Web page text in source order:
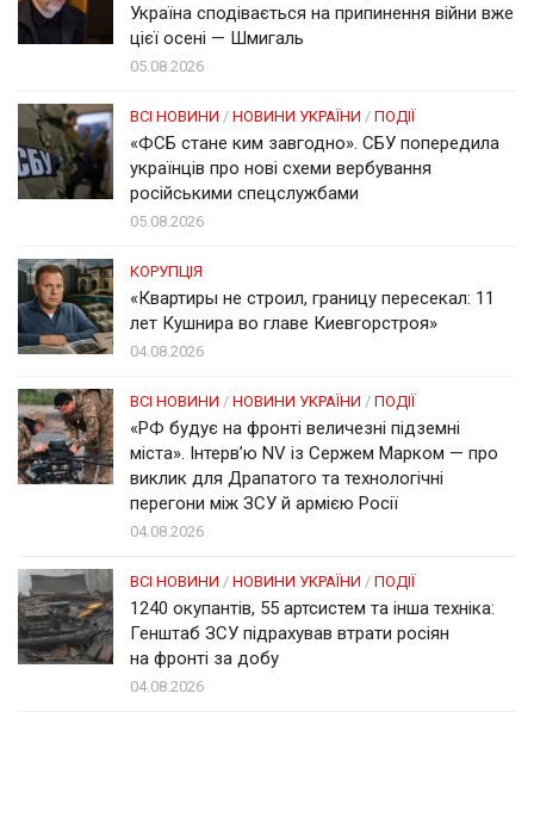
Україна сподівається на припинення війни вже
цієї осені — Шмигаль
05.08.2026
ВСІ НОВИНИ / НОВИНИ УКРАЇНИ / ПОДІЇ
«ФСБ стане ким завгодно». СБУ попередила
українців про нові схеми вербування
російськими спецслужбами
05.08.2026
КОРУПЦІЯ
«Квартиры не строил, границу пересекал: 11
лет Кушнира во главе Киевгорстроя»
04.08.2026
ВСІ НОВИНИ / НОВИНИ УКРАЇНИ / ПОДІЇ
«РФ будує на фронті величезні підземні
міста». Інтерв’ю NV із Сержем Марком — про
виклик для Драпатого та технологічні
перегони між ЗСУ й армією Росії
04.08.2026
ВСІ НОВИНИ / НОВИНИ УКРАЇНИ / ПОДІЇ
1240 окупантів, 55 артсистем та інша техніка:
Генштаб ЗСУ підрахував втрати росіян
на фронті за добу
04.08.2026